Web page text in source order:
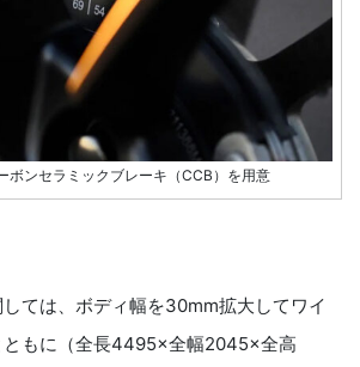
ンセラミックブレーキ（CCB）を用意
ては、ボディ幅を30mm拡大してワイ
ともに（全長4495×全幅2045×全高